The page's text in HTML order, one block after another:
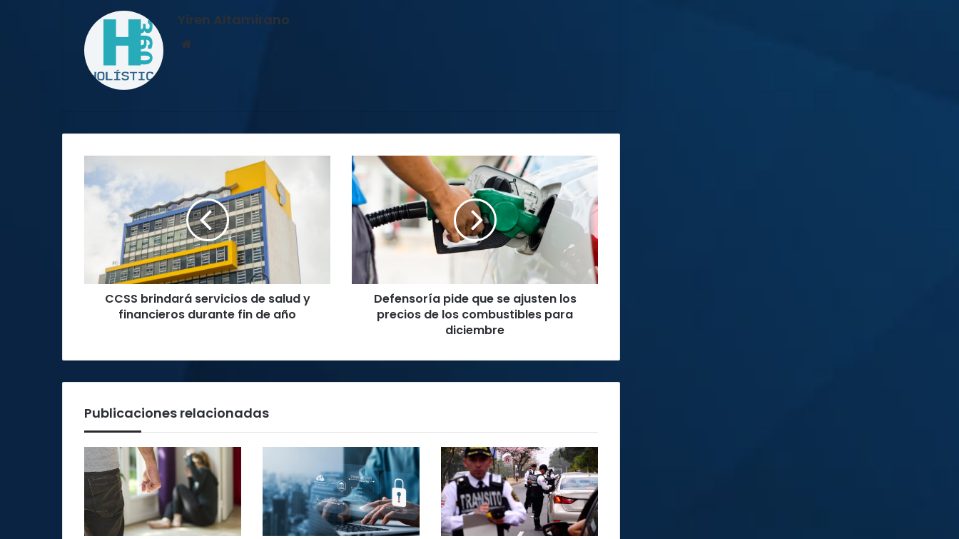
Yiren Altamirano
servicios
financieros
durante
fin
CCSS brindará servicios de salud y
financieros durante fin de año
Defensoría
pide
que
se
ajusten
los
precios
de
combustibles
​​Defensoría pide que se ajusten los
precios de los combustibles para
diciembre
Publicaciones relacionadas